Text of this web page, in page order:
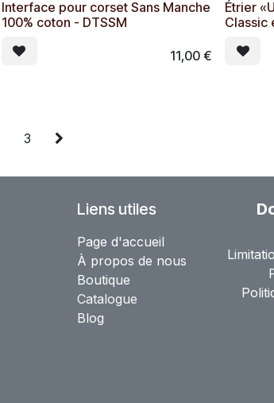
Interface pour corset Sans Manche
100% coton - DTSSM
11,00 €
Étrier
Classic
3
Liens utiles
Page d'accueil
À propos de nous
Boutique
Catalogue
Blog